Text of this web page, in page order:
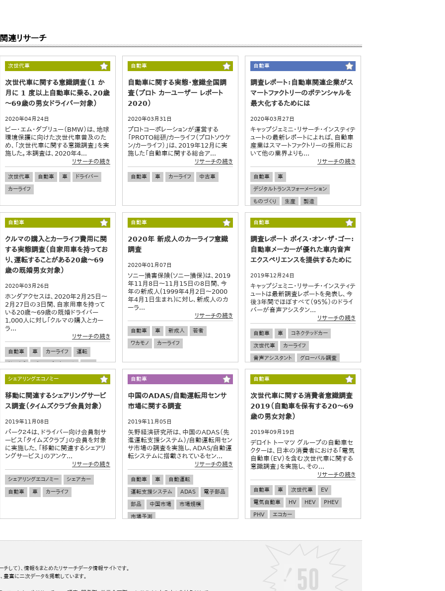
関連リサーチ
次世代車
次世代車に関する意識調査（1 か
月に 1 度以上自動車に乗る、20歳
～69歳の男女ドライバー対象）
2020年04月24日
ビー・エム・ダブリュー（BMW）は、地球
環境保護に向けた次世代車普及のた
め、「次世代車に関する意識調査」を実
施した。本調査は、2020年4...
リサーチの続き
次世代車 自動車 車
ドライバー
カーライフ
自動車
自動車に関する実態・意識全国調
査（プロト カーユーザー レポート
2020）
2020年03月31日
プロトコーポレーションが運営する
「PROTO総研/カーライフ（プロトソウケ
ン/カーライフ）」は、2019年12月に実
施した「自動車に関する総合ア...
リサーチの続き
自動車 車 カーライフ 中古車
自動車
調査レポート：自動車関連企業がス
マートファクトリーのポテンシャルを
最大化するためには
2020年03月27日
キャップジェミニ・リサーチ・インスティテ
ュートの最新レポートによれば、自動車
産業はスマートファクトリーの採用にお
いて他の業界よりも...
リサーチの続き
自動車
車
デジタルトランスフォーメーション
ものづくり
生産
製造
スマートファクトリー
グローバル調査
自動車
クルマの購入とカーライフ費用に関
する実態調査（自家用車を持ってお
り、運転することがある20歳～69
歳の既婚男女対象）
2020年03月26日
ホンダアクセスは、2020年2月25日～
2月27日の3日間、自家用車を持って
いる20歳～69歳の既婚ドライバー
1,000人に対し「クルマの購入とカー
ラ...
リサーチの続き
自動車 車 カーライフ
運転
ドライブ
ゴールデンウィーク
GW
大型連休
自動車
2020年 新成人のカーライフ意識
調査
2020年01月07日
ソニー損害保険(ソニー損保)は、2019
年11月8日〜11月15日の8日間、今
年の新成人(1999年4月2日〜2000
年4月1日生まれ)に対し、新成人のカ
ーラ...
リサーチの続き
自動車 車 新成人
若者
ワカモノ
カーライフ
自動車
調査レポート ボイス・オン・ザ・ゴー：
自動車メーカーが優れた車内音声
エクスペリエンスを提供するために
2019年12月24日
キャップジェミニ・リサーチ・インスティテ
ュートは最新調査レポートを発表し、今
後3年間でほぼすべて（95％）のドライ
バーが音声アシスタン...
リサーチの続き
自動車 車
コネクテッドカー
次世代車
カーライフ
音声アシスタント
グローバル調査
シェアリングエコノミー
移動に関連するシェアリングサービ
ス調査（タイムズクラブ会員対象）
2019年11月08日
パーク２４は、ドライバー向け会員制サ
ービス「タイムズクラブ」の会員を対象
に実施した、「移動に関連するシェアリ
ングサービス」のアンケ...
リサーチの続き
シェアリングエコノミー
シェアカー
自動車
車 カーライフ
自動車
中国のADAS/自動運転用センサ
市場に関する調査
2019年11月05日
矢野経済研究所は、中国のADAS（先
進運転支援システム）/自動運転用セン
サ市場の調査を実施し、ADAS/自動運
転システムに搭載されているセン...
リサーチの続き
自動車 車
自動運転
運転支援システム
ADAS
電子部品
部品
中国市場
市場規模
市場予測
自動車
次世代車に関する消費者意識調査
2019（自動車を保有する20～69
歳の男女対象）
2019年09月19日
デロイト トーマツ グループの自動車セ
クターは、日本の消費者における「電気
自動車（EV）を含む次世代車に関する
意識調査」を実施し、その...
リサーチの続き
自動車 車 次世代車
EV
電気自動車
HV HEV
PHEV
PHV
エコカー
して）、情報をまとめたリサーチデータ情報サイトです。
富に二次データを掲載しています。